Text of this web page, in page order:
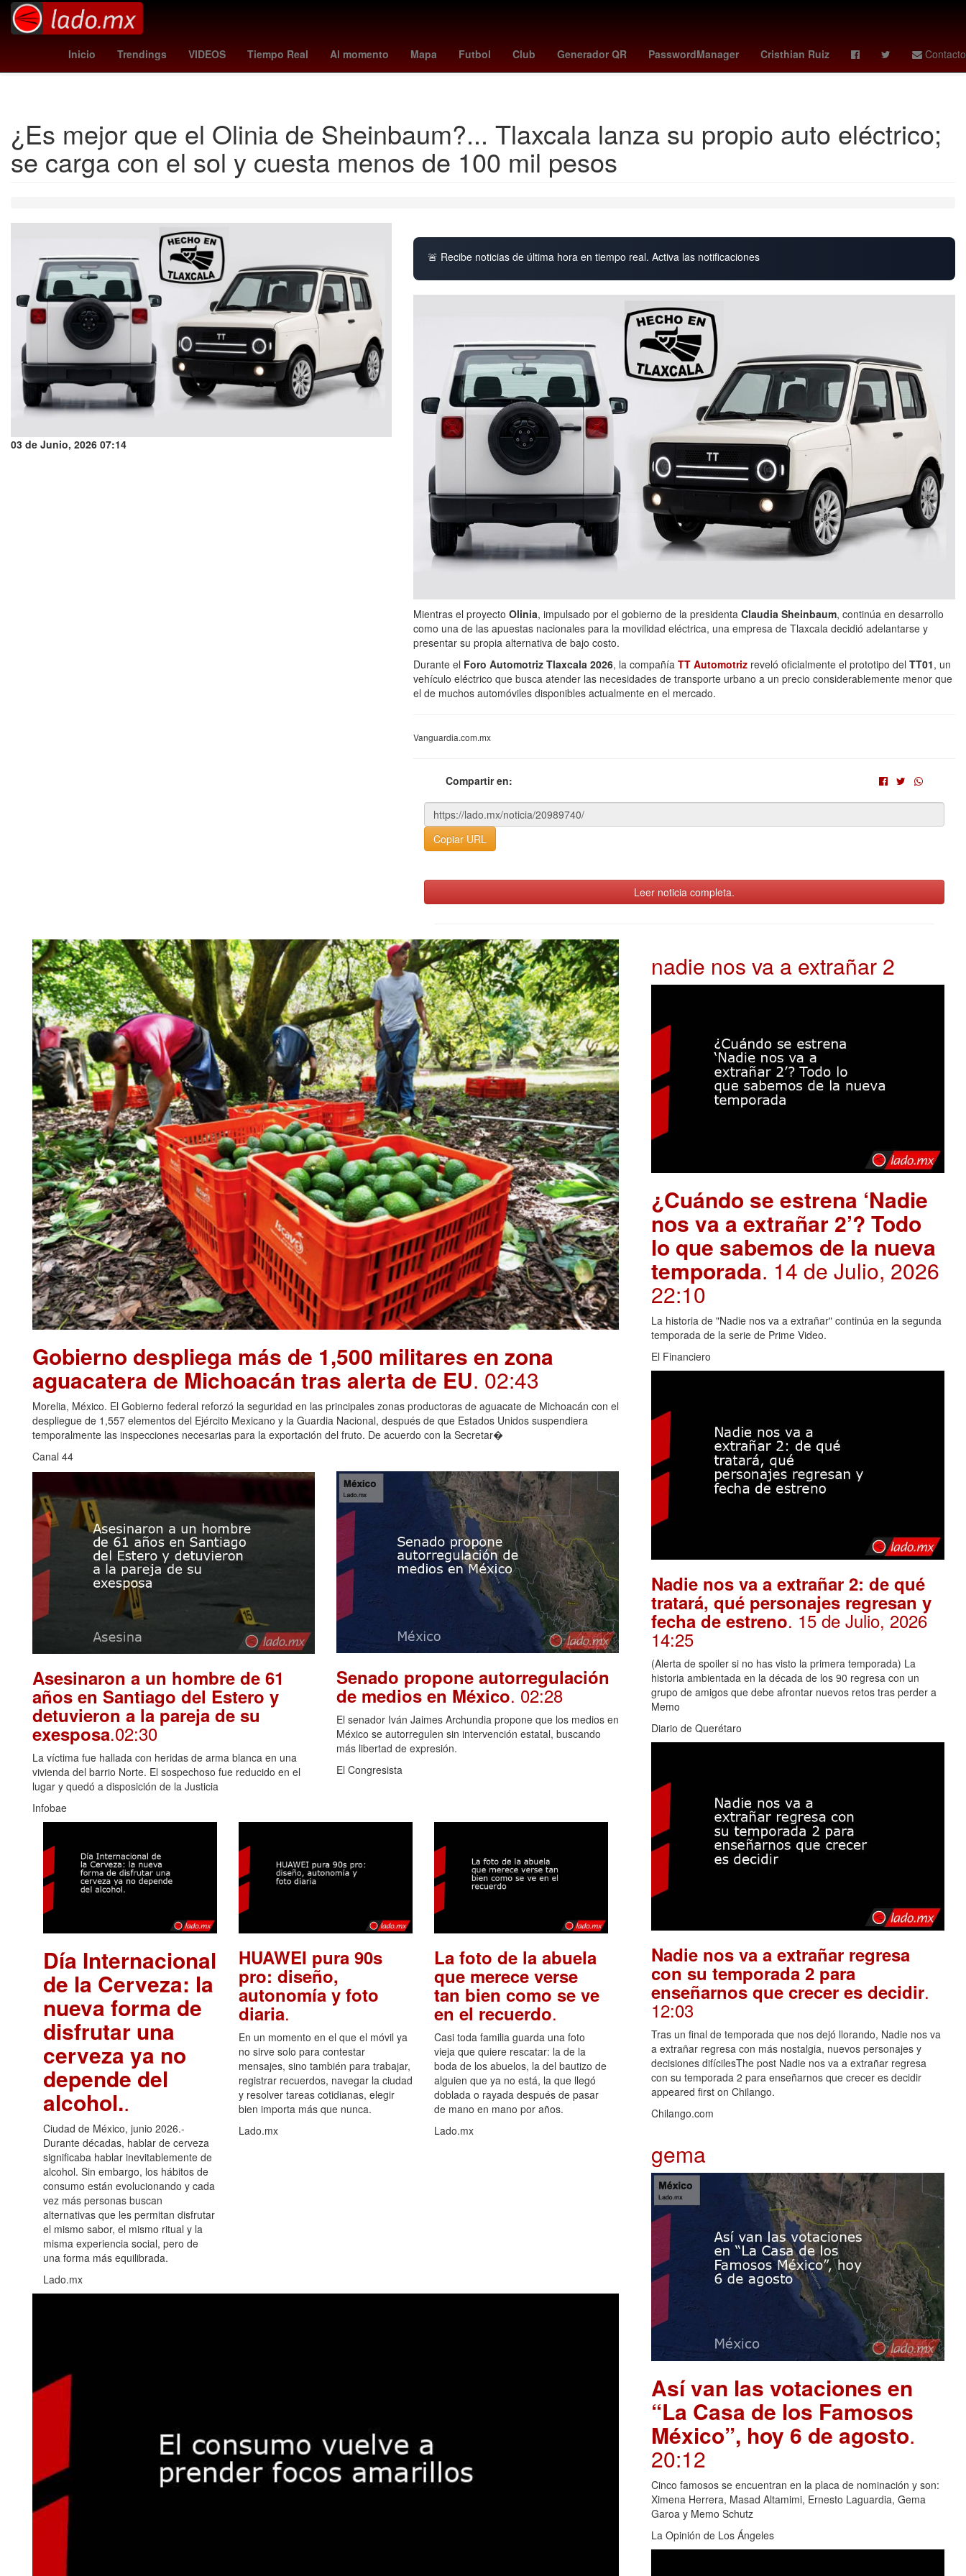
Inicio Trendings VIDEOS Tiempo Real Al momento Mapa Futbol Club Generador QR PasswordManager Cristhian Ruiz Contacto
monterrey - atlas day of the dead MLS tacos iphone 16 pro max dia de los muertos amparo uber loteria nacional sorteo especial 305
aguinaldo pensionados imss
¿Es mejor que el Olinia de Sheinbaum?... Tlaxcala lanza su propio auto eléctrico;
se carga con el sol y cuesta menos de 100 mil pesos
03 de Junio, 2026 07:14
🚨 Recibe noticias de última hora en tiempo real. Activa las notificaciones
Mientras el proyecto Olinia, impulsado por el gobierno de la presidenta Claudia Sheinbaum, continúa en desarrollo
como una de las apuestas nacionales para la movilidad eléctrica, una empresa de Tlaxcala decidió adelantarse y
presentar su propia alternativa de bajo costo.
Durante el Foro Automotriz Tlaxcala 2026, la compañía TT Automotriz reveló oficialmente el prototipo del TT01, un
vehículo eléctrico que busca atender las necesidades de transporte urbano a un precio considerablemente menor que
el de muchos automóviles disponibles actualmente en el mercado.
Vanguardia.com.mx
Compartir en:
Copiar URL
Leer noticia completa.
Gobierno despliega más de 1,500 militares en zona
aguacatera de Michoacán tras alerta de EU. 02:43
Morelia, México. El Gobierno federal reforzó la seguridad en las principales zonas productoras de aguacate de Michoacán con el
despliegue de 1,557 elementos del Ejército Mexicano y la Guardia Nacional, después de que Estados Unidos suspendiera
temporalmente las inspecciones necesarias para la exportación del fruto. De acuerdo con la Secretar�
Canal 44
Asesinaron a un hombre de 61
años en Santiago del Estero y
detuvieron a la pareja de su
exesposa.02:30
La víctima fue hallada con heridas de arma blanca en una
vivienda del barrio Norte. El sospechoso fue reducido en el
lugar y quedó a disposición de la Justicia
Infobae
Senado propone autorregulación
de medios en México. 02:28
El senador Iván Jaimes Archundia propone que los medios en
México se autorregulen sin intervención estatal, buscando
más libertad de expresión.
El Congresista
Día Internacional
de la Cerveza: la
nueva forma de
disfrutar una
cerveza ya no
depende del
alcohol..
Ciudad de México, junio 2026.-
Durante décadas, hablar de cerveza
significaba hablar inevitablemente de
alcohol. Sin embargo, los hábitos de
consumo están evolucionando y cada
vez más personas buscan
alternativas que les permitan disfrutar
el mismo sabor, el mismo ritual y la
misma experiencia social, pero de
una forma más equilibrada.
Lado.mx
HUAWEI pura 90s
pro: diseño,
autonomía y foto
diaria.
En un momento en el que el móvil ya
no sirve solo para contestar
mensajes, sino también para trabajar,
registrar recuerdos, navegar la ciudad
y resolver tareas cotidianas, elegir
bien importa más que nunca.
Lado.mx
La foto de la abuela
que merece verse
tan bien como se ve
en el recuerdo.
Casi toda familia guarda una foto
vieja que quiere rescatar: la de la
boda de los abuelos, la del bautizo de
alguien que ya no está, la que llegó
doblada o rayada después de pasar
de mano en mano por años.
Lado.mx
nadie nos va a extrañar 2
¿Cuándo se estrena ‘Nadie
nos va a extrañar 2’? Todo
lo que sabemos de la nueva
temporada. 14 de Julio, 2026
22:10
La historia de "Nadie nos va a extrañar" continúa en la segunda
temporada de la serie de Prime Video.
El Financiero
Nadie nos va a extrañar 2: de qué
tratará, qué personajes regresan y
fecha de estreno. 15 de Julio, 2026
14:25
(Alerta de spoiler si no has visto la primera temporada) La
historia ambientada en la década de los 90 regresa con un
grupo de amigos que debe afrontar nuevos retos tras perder a
Memo
Diario de Querétaro
Nadie nos va a extrañar regresa
con su temporada 2 para
enseñarnos que crecer es decidir.
12:03
Tras un final de temporada que nos dejó llorando, Nadie nos va
a extrañar regresa con más nostalgia, nuevos personajes y
decisiones difícilesThe post Nadie nos va a extrañar regresa
con su temporada 2 para enseñarnos que crecer es decidir
appeared first on Chilango.
Chilango.com
gema
Así van las votaciones en
“La Casa de los Famosos
México”, hoy 6 de agosto.
20:12
Cinco famosos se encuentran en la placa de nominación y son:
Ximena Herrera, Masad Altamimi, Ernesto Laguardia, Gema
Garoa y Memo Schutz
La Opinión de Los Ángeles